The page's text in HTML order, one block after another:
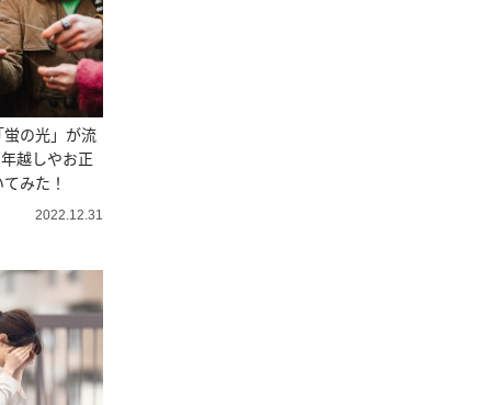
の光」が流
越しやお正
みた！
2022.12.31